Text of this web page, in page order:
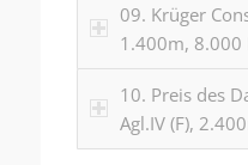
09. Krüger
1.400m, 8.000
10. Preis des
Agl.IV (F),